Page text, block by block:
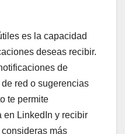
es la capacidad
deseas recibir.
de
red o sugerencias
te permite
en LinkedIn y recibir
más